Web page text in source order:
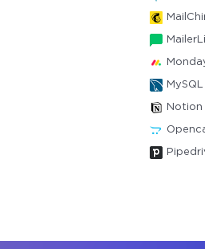
MySQL
Notion